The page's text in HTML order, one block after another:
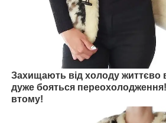
Захищають від холоду життєво
дуже бояться переохолодження!
втому!